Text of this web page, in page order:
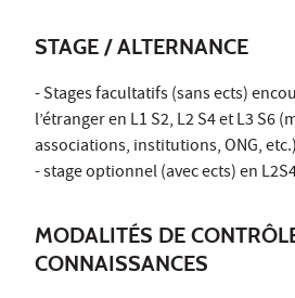
STAGE / ALTERNANCE
- Stages facultatifs (sans ects)
l’étranger en L1 S2, L2 S4 et L3 S6
associations, institutions, ONG,
- stage optionnel (avec ects) en
MODALITÉS DE
CONNAISSANCES